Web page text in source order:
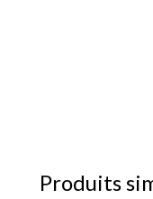
Produits